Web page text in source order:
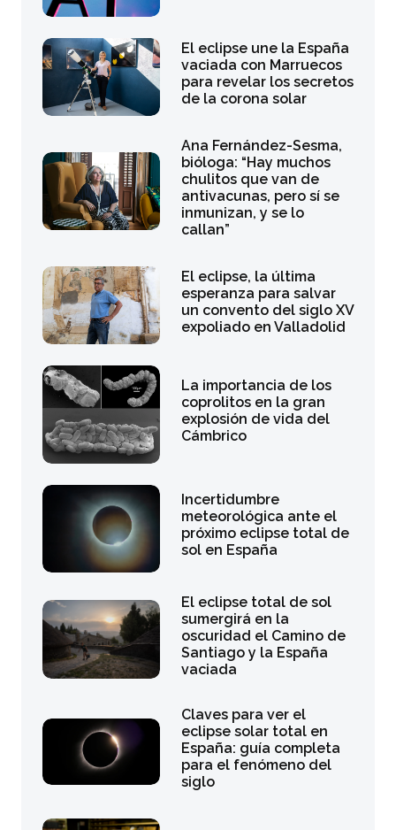
El eclipse une la España
vaciada con Marruecos
para revelar los secretos
de la corona solar
Ana Fernández-Sesma,
bióloga: “Hay muchos
chulitos que van de
antivacunas, pero sí se
inmunizan, y se lo
callan”
El eclipse, la última
esperanza para salvar
un convento del siglo XV
expoliado en Valladolid
La importancia de los
coprolitos en la gran
explosión de vida del
Cámbrico
Incertidumbre
meteorológica ante el
próximo eclipse total de
sol en España
El eclipse total de sol
sumergirá en la
oscuridad el Camino de
Santiago y la España
vaciada
Claves para ver el
eclipse solar total en
España: guía completa
para el fenómeno del
siglo